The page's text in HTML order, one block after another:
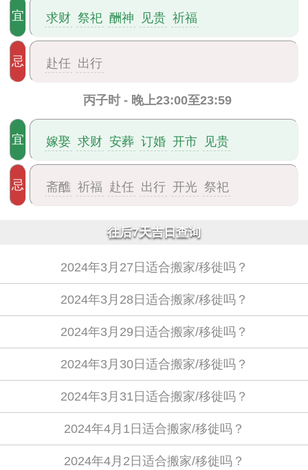
宜 求财 祭祀 酬神 见贵 祈福
忌 赴任 出行
丙子时 - 晚上23:00至23:59
宜 嫁娶 求财 安葬 订婚 开市 见贵
忌 斋醮 祈福 赴任 出行 开光 祭祀
往后7天吉日查询
2024年3月27日适合搬家/移徙吗？
2024年3月28日适合搬家/移徙吗？
2024年3月29日适合搬家/移徙吗？
2024年3月30日适合搬家/移徙吗？
2024年3月31日适合搬家/移徙吗？
2024年4月1日适合搬家/移徙吗？
2024年4月2日适合搬家/移徙吗？